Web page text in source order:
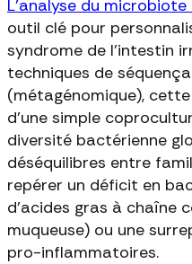
L'analyse du
outil clé pour
syndrome de l'intestin
techniques de
(métagénomique),
d'une simple
diversité bactérienne
déséquilibres entre
repérer un déficit en
d'acides gras à chaîne
muqueuse) ou une
pro-inflammatoires.